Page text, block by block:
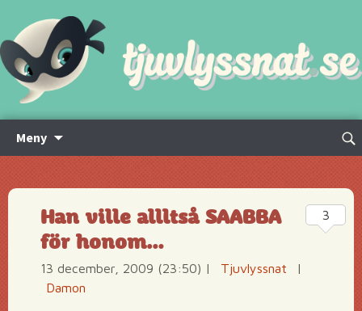
Meny
innehåll
Sök
Han ville allltså SAABBA
för honom…
13 december, 2009 (23:50) | Tjuvlyssnat
|
Damon
3